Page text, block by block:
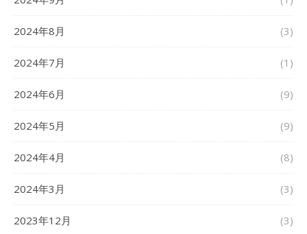
2024年8月 (3)
2024年7月 (1)
2024年6月 (9)
2024年5月 (9)
2024年4月 (8)
2024年3月 (3)
2023年12月 (3)